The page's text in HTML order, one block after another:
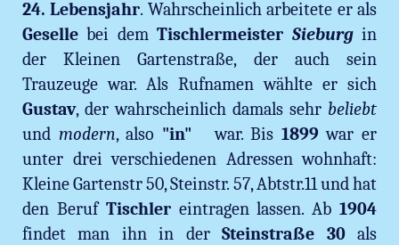
24. Lebensjahr. Wahrscheinlich arbeitete er als
Geselle bei demTischlermeister Sieburgin
der Kleinen Gartenstraße, der auch sein
Trauzeuge war. Als Rufnamen wählte er sich
Gustav, der wahrscheinlich damals sehr beliebt
und modern, also "in" war. Bis 1899war er
unter drei verschiedenen Adressen wohnhaft:
Kleine Gartenstr 50, Steinstr. 57, Abtstr.11 und hat
den Beruf Tischlereintragen lassen. Ab1904
findet man ihn in derSteinstraße 30als